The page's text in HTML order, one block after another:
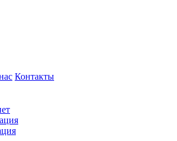
Контакты